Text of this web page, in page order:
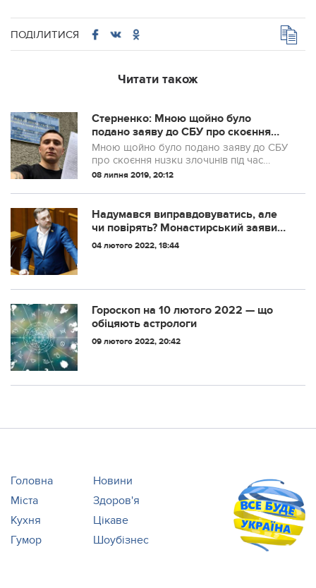
ПОДІЛИТИСЯ
Читати також
Стерненко: Мною щойно було
подано заяву до СБУ про скоєння
нuзкu злочuнів під час оголошення
про телеміст
Мною щойно було подано заяву до СБУ
про скоєння нuзкu злочuнів під час
оголошення про телеміст між
каналом «Newsone» Віктора
Медведчука.
08 липня 2019, 20:12
Надумався виправдовуватись, але
чи повірять? Монастирський заявив,
що якби Трухін зателефонував йому
04 лютого 2022, 18:44
Гороскоп на 10 лютого 2022 — що
обіцяють астрологи
09 лютого 2022, 20:42
Головна
Новини
Міста
Здоров'я
Кухня
Цікаве
Гумор
Шоубізнес